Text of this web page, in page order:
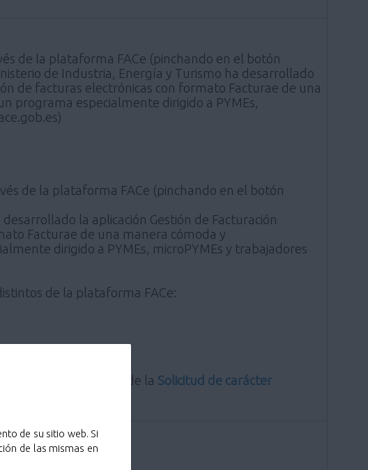
de su sitio web. Si
de las mismas en
de la plataforma FACe (pinchando en el botón
de Industria, Energía y Turismo ha desarrollado
de facturas electrónicas con formato Facturae de una
programa especialmente dirigido a PYMEs,
de la plataforma FACe (pinchando en el botón
la aplicación Gestión de Facturación
Facturae de una manera cómoda y
dirigido a PYMEs, microPYMEs y trabajadores
de la plataforma FACe:
de Alarcón (a través de la Solicitud de carácter